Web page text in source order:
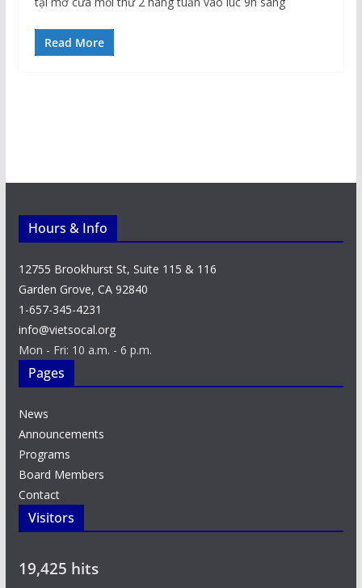
Read More
Hours & Info
12755 Brookhurst St, Suite 115 & 116
Garden Grove, CA 92840
1-657-345-4231
info@vietsocal.org
Mon - Fri: 10 a.m. - 6 p.m.
Pages
News
Announcements
Programs
Board Members
Contact
Visitors
19,425 hits